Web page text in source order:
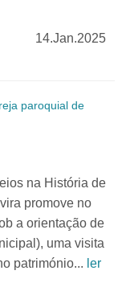
14.Jan.2025
paroquial de
na História de
promove no
a orientação de
uma visita
património... ler